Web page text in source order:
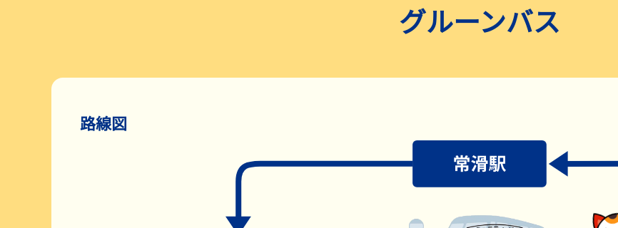
レース展望
シリーズインデックス
過去の結果一覧
水面特性・進入コース別情報
愛知支部選手月別優勝者一覧
グルメ案内
グルーンバス
路線図